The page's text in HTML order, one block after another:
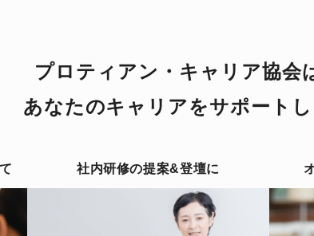
プロティアン・キャリア協会
あなたのキャリアをサポート
社内研修の提案&登壇に